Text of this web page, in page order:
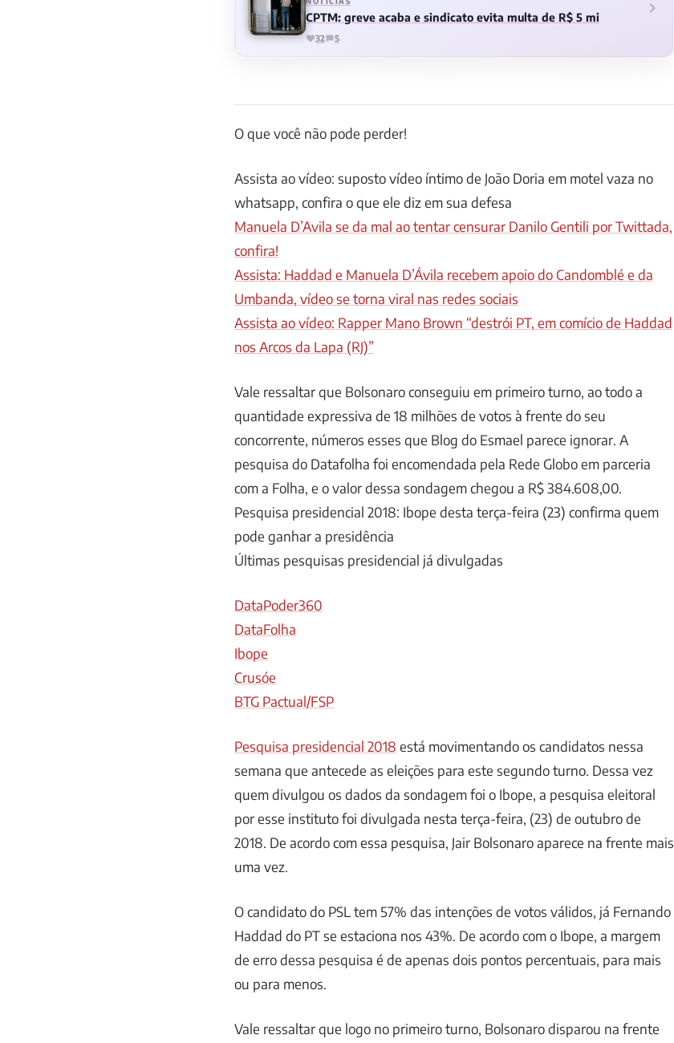
CPTM: greve acaba e sindicato evita multa de R$ 5 mi
32 5
O que você não pode perder!
Assista ao vídeo: suposto vídeo íntimo de João Doria em motel vaza no
whatsapp, confira o que ele diz em sua defesa
Manuela D’Avila se da mal ao tentar censurar Danilo Gentili por Twittada,
confira!
Assista: Haddad e Manuela D’Ávila recebem apoio do Candomblé e da
Umbanda, vídeo se torna viral nas redes sociais
Assista ao vídeo: Rapper Mano Brown “destrói PT, em comício de Haddad
nos Arcos da Lapa (RJ)”
Vale ressaltar que Bolsonaro conseguiu em primeiro turno, ao todo a
quantidade expressiva de 18 milhões de votos à frente do seu
concorrente, números esses que Blog do Esmael parece ignorar. A
pesquisa do Datafolha foi encomendada pela Rede Globo em parceria
com a Folha, e o valor dessa sondagem chegou a R$ 384.608,00.
Pesquisa presidencial 2018: Ibope desta terça-feira (23) confirma quem
pode ganhar a presidência
Últimas pesquisas presidencial já divulgadas
DataPoder360
DataFolha
Ibope
Crusóe
BTG Pactual/FSP
Pesquisa presidencial 2018 está movimentando os candidatos nessa
semana que antecede as eleições para este segundo turno. Dessa vez
quem divulgou os dados da sondagem foi o Ibope, a pesquisa eleitoral
por esse instituto foi divulgada nesta terça-feira, (23) de outubro de
2018. De acordo com essa pesquisa, Jair Bolsonaro aparece na frente mais
uma vez.
O candidato do PSL tem 57% das intenções de votos válidos, já Fernando
Haddad do PT se estaciona nos 43%. De acordo com o Ibope, a margem
de erro dessa pesquisa é de apenas dois pontos percentuais, para mais
ou para menos.
Vale ressaltar que logo no primeiro turno, Bolsonaro disparou na frente